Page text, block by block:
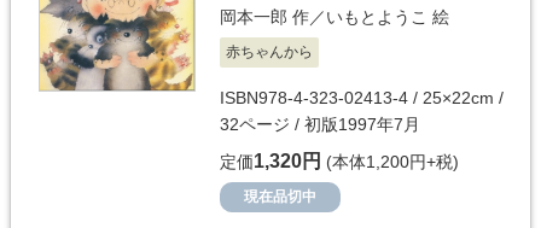
岡本一郎 作／いもとようこ 絵
赤ちゃんから
ISBN978-4-323-02413-4 / 25×22cm /
32ページ / 初版1997年7月
定価1,320円 (本体1,200円+税)
現在品切中